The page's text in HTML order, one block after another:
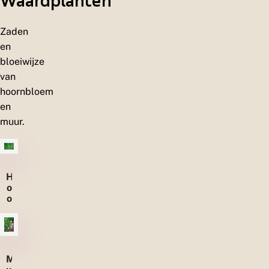
n
Zaden
en
bloeiwijze
van
hoornbloem
en
muur.
H
o
o
n
b
o
e
M